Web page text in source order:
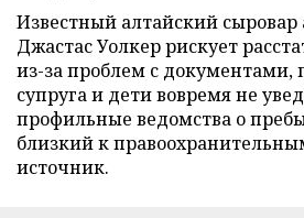
Известный алтайский
Джастас Уолкер рискует
из-за проблем с документами,
супруга и дети вовремя не
профильные ведомства о
близкий к
источник.